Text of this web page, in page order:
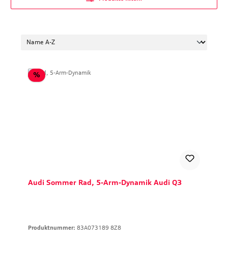
%Rabatt
Audi Sommer Rad, 5-Arm-Dynamik Audi Q3
Produktnummer: 83A073189 8Z8